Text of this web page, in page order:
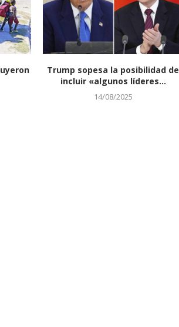
Trump sopesa la posibilidad de
incluir «algunos líderes...
14/08/2025